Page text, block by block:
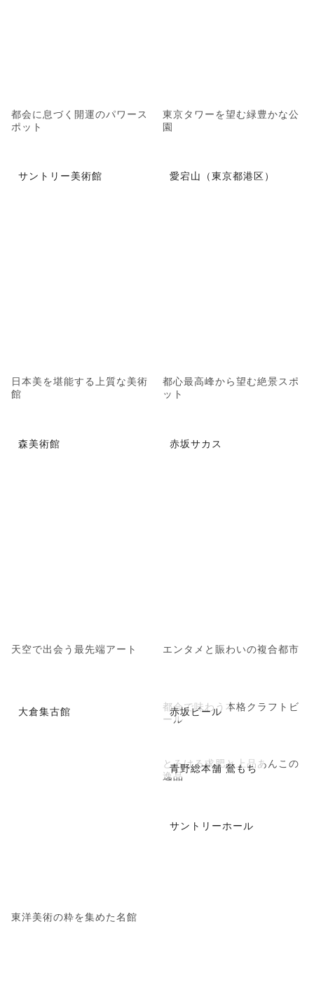
都会に息づく開運のパワース
ポット
東京タワーを望む緑豊かな公
園
サントリー美術館
日本美を堪能する上質な美術
館
愛宕山（東京都港区）
都心最高峰から望む絶景スポ
ット
森美術館
天空で出会う最先端アート
赤坂サカス
エンタメと賑わいの複合都市
大倉集古館
東洋美術の粋を集めた名館
赤坂ビール
都会で味わう本格クラフトビ
ール
青野総本舗 鶯もち
とろける求肥と上品あんこの
逸品
サントリーホール